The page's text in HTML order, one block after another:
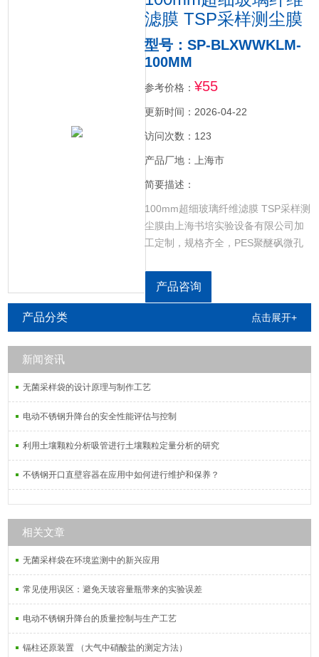
滤膜 TSP采样测尘膜
型号：SP-BLXWWKLM-
100MM
参考价格： ¥55
更新时间：2026-04-22
访问次数：123
产品厂地：上海市
简要描述：
100mm超细玻璃纤维滤膜 TSP采样测
尘膜由上海书培实验设备有限公司加
工定制，规格齐全，PES聚醚砜微孔
维素微孔滤膜，NYLON尼龙微孔滤
膜，CELL超滤纤维素微孔滤膜，PP
孔滤膜，PVDF聚偏氟乙烯微孔滤膜，
产品咨询
产品分类 点击展开+
新闻资讯
无菌采样袋的设计原理与制作工艺
电动不锈钢升降台的安全性能评估与控制
利用土壤颗粒分析吸管进行土壤颗粒定量分析的研究
不锈钢开口直壁容器在应用中如何进行维护和保养？
相关文章
无菌采样袋在环境监测中的新兴应用
常见使用误区：避免天玻容量瓶带来的实验误差
电动不锈钢升降台的质量控制与生产工艺
镉柱还原装置 （大气中硝酸盐的测定方法）